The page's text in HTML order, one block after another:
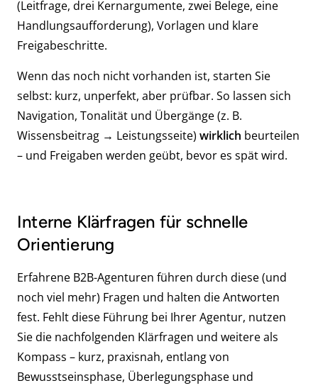
(Leitfrage, drei Kernargumente, zwei Belege, eine
Handlungsaufforderung), Vorlagen und klare
Freigabeschritte.
Wenn das noch nicht vorhanden ist, starten Sie
selbst: kurz, unperfekt, aber prüfbar. So lassen sich
Navigation, Tonalität und Übergänge (z. B.
Wissensbeitrag → Leistungsseite) wirklich beurteilen
– und Freigaben werden geübt, bevor es spät wird.
Interne Klärfragen für schnelle
Orientierung
Erfahrene B2B-Agenturen führen durch diese (und
noch viel mehr) Fragen und halten die Antworten
fest. Fehlt diese Führung bei Ihrer Agentur, nutzen
Sie die nachfolgenden Klärfragen und weitere als
Kompass – kurz, praxisnah, entlang von
Bewusstseinsphase, Überlegungsphase und